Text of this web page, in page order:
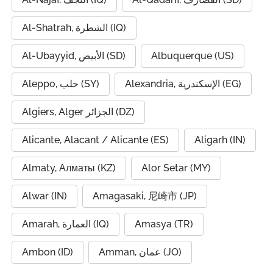
Al-Shatrah, الشطرة (IQ)
Al-Ubayyid, الأبيض (SD) Albuquerque (US)
Aleppo, حلب (SY) Alexandria, الإسكندرية (EG)
Algiers, Alger الجزائر (DZ)
Alicante, Alacant / Alicante (ES) Aligarh (IN)
Almaty, Алматы (KZ) Alor Setar (MY)
Alwar (IN) Amagasaki, 尼崎市 (JP)
Amarah, العمارة (IQ) Amasya (TR)
Ambon (ID) Amman, عمان (JO)